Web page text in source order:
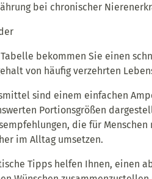
bei chronischer
bekommen Sie einen
von häufig verzehrten
sind einem einfachen
Portionsgrößen
die für
im Alltag umsetzen.
Tipps helfen Ihnen, einen